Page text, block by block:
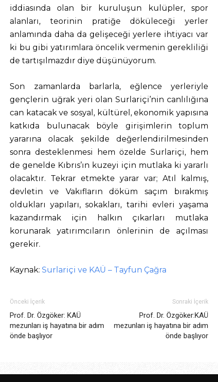
iddiasında olan bir kuruluşun kulüpler, spor
alanları, teorinin pratiğe döküleceği yerler
anlamında daha da gelişeceği yerlere ihtiyacı var
ki bu gibi yatırımlara öncelik vermenin gerekliliği
de tartışılmazdır diye düşünüyorum.
Son zamanlarda barlarla, eğlence yerleriyle
gençlerin uğrak yeri olan Surlariçi’nin canlılığına
can katacak ve sosyal, kültürel, ekonomik yapısına
katkıda bulunacak böyle girişimlerin toplum
yararına olacak şekilde değerlendirilmesinden
sonra desteklenmesi hem özelde Surlariçi, hem
de genelde Kıbrıs’ın kuzeyi için mutlaka ki yararlı
olacaktır. Tekrar etmekte yarar var; Atıl kalmış,
devletin ve Vakıfların döküm saçım bırakmış
oldukları yapıları, sokakları, tarihi evleri yaşama
kazandırmak için halkın çıkarları mutlaka
korunarak yatırımcıların önlerinin de açılması
gerekir.
Kaynak: Surlariçi ve KAÜ – Tayfun Çağra
Önceki İçerik
Prof. Dr. Özgöker: KAÜ
mezunları iş hayatına bir adım
önde başlıyor
Sonraki İçerik
Prof. Dr. Özgöker:KAÜ
mezunları iş hayatına bir adım
önde başlıyor